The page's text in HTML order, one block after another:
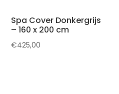
Spa Cover Donkergrijs
– 160 x 200 cm
€425,00